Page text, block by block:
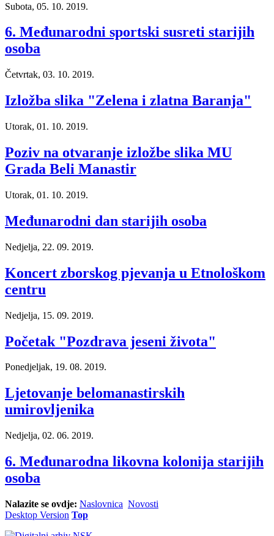
Subota, 05. 10. 2019.
6. Međunarodni sportski susreti starijih
osoba
Četvrtak, 03. 10. 2019.
Izložba slika "Zelena i zlatna Baranja"
Utorak, 01. 10. 2019.
Poziv na otvaranje izložbe slika MU
Grada Beli Manastir
Utorak, 01. 10. 2019.
Međunarodni dan starijih osoba
Nedjelja, 22. 09. 2019.
Koncert zborskog pjevanja u Etnološkom
centru
Nedjelja, 15. 09. 2019.
Početak "Pozdrava jeseni života"
Ponedjeljak, 19. 08. 2019.
Ljetovanje belomanastirskih
umirovljenika
Nedjelja, 02. 06. 2019.
6. Međunarodna likovna kolonija starijih
osoba
Nalazite se ovdje: Naslovnica Novosti
Desktop Version Top